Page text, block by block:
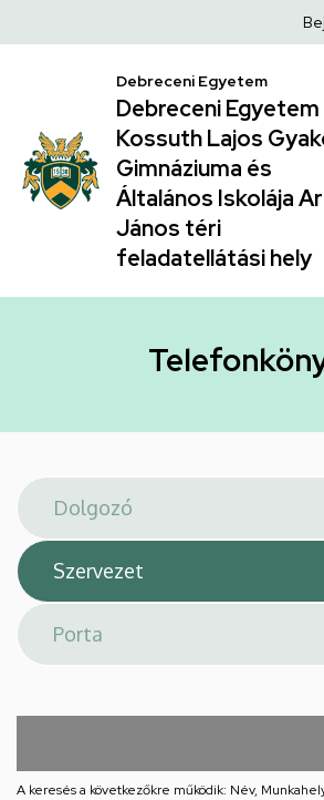
|
Debreceni
Egyetem
Kossuth
Lajos
Gyakorló
Általános
Arany
János
téri
feladatellátási
hely
a
Debreceni Egyetem
Debreceni Egyetem
Kossuth Lajos
Gimnáziuma és
Általános Iskolája
János téri
feladatellátási hely
A keresés a következőkre működik: Név,